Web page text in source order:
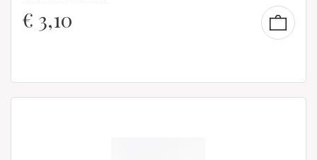
€ 3,10